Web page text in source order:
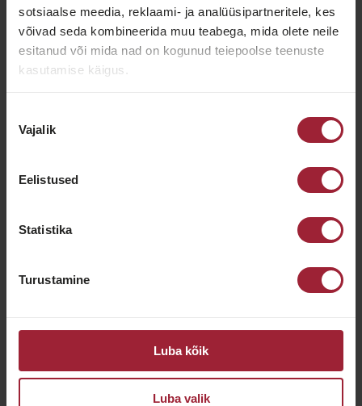
sotsiaalse meedia, reklaami- ja analüüsipartneritele, kes
võivad seda kombineerida muu teabega, mida olete neile
esitanud või mida nad on kogunud teiepoolse teenuste
kasutamise käigus.
valik
Vajalik
Eelistused
Statistika
Turustamine
Luba kõik
Luba valik
Kangaga kaetud puitmaterjalist peatsiots.
Laiused 81, 91, 121, 141, 161 ja 181 cm.
Paksus 7 cm
kinnitamine poltidega ei ole kohustuslik. Peatsi stabiilsuse ja
optimaalse kasutuskogemuse tagamiseks soovitame paigutada
see püsiks kindlalt paigal. Voodipeatsi tagus on kaetud musta
Tehniline info
PESTAV ei ole pestav
125 cm